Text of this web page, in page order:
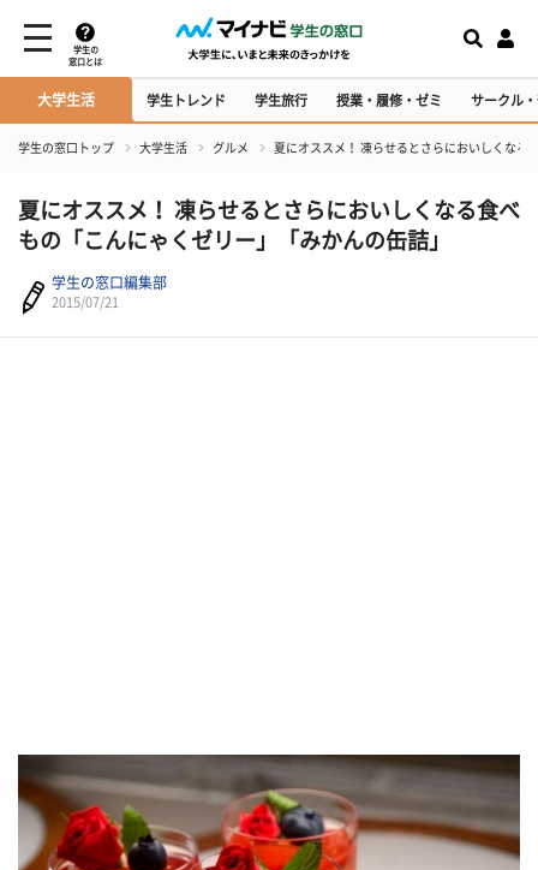
学生の
窓口とは
大学生活 学生トレンド 学生旅行 授業・履修・ゼミ サークル
学生の窓口トップ 大学生活 グルメ 夏にオススメ！ 凍らせるとさらにおいしくなる
夏にオススメ！ 凍らせるとさらにおいしくなる食べ
もの「こんにゃくゼリー」「みかんの缶詰」
学生の窓口編集部
2015/07/21